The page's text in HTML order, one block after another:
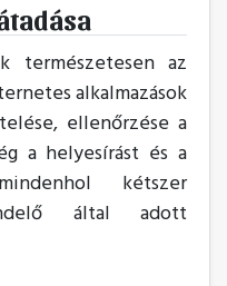
természetesen az
alkalmazások
ellenőrzése a
a helyesírást és a
kétszer
által adott